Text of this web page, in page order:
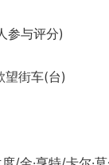
与评分)
街车(台)